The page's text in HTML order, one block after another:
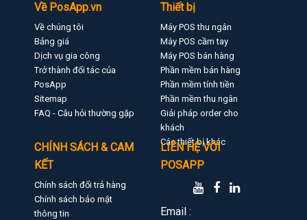
Về PosApp.vn
Về chúng tôi
Bảng giá
Dịch vụ gia công
Trở thành đối tác của
PosApp
Sitemap
FAQ - Câu hỏi thường gặp
Thiết bị
Máy POS thu ngân
Máy POS cầm tay
Máy POS bán hàng
Phần mềm bán hàng
Phần mềm tính tiền
Phần mềm thu ngân
Giải pháp order cho
khách
Các thiết bị khác
CHÍNH SÁCH & CAM
KẾT
Chính sách đổi trả hàng
Chính sách bảo mật
thông tin
LIÊN HỆ VỚI
POSAPP
Email :